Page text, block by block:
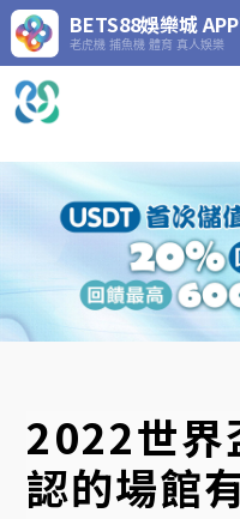
BETS88娛樂城
老虎機 捕魚機 體育 真人娛樂
2022世界
認的場館